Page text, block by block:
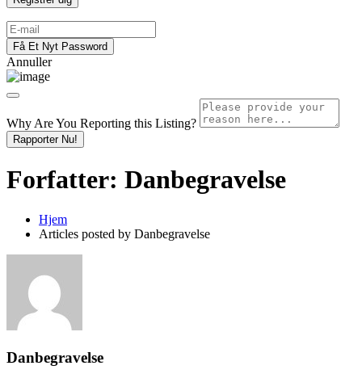
Annuller
Why Are You Reporting this Listing?
Rapporter Nu!
Forfatter: Danbegravelse
Hjem
Articles posted by Danbegravelse
Danbegravelse